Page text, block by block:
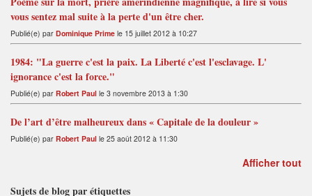
vous sentez mal suite à la perte d'un être cher.
Publié(e) par Dominique Prime le 15 juillet 2012 à 10:27
1984: "La guerre c'est la paix. La Liberté c'est l'esclavage. L'
ignorance c'est la force."
Publié(e) par Robert Paul le 3 novembre 2013 à 1:30
De l’art d’être malheureux dans « Capitale de la douleur »
Publié(e) par Robert Paul le 25 août 2012 à 11:30
Afficher tout
Sujets de blog par étiquettes